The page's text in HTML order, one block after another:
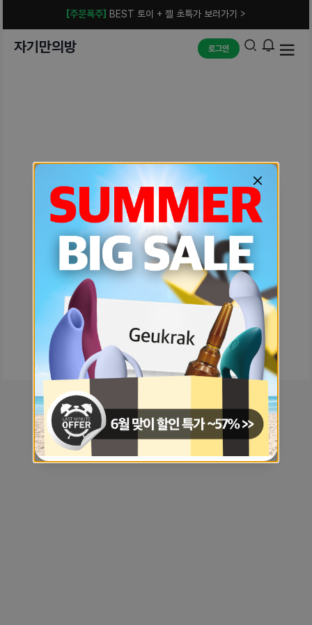
[주문폭주] BEST 토이 + 젤 초특가 보러가기 >
자기만의방 로그인
예상치 못한 에러입니다.